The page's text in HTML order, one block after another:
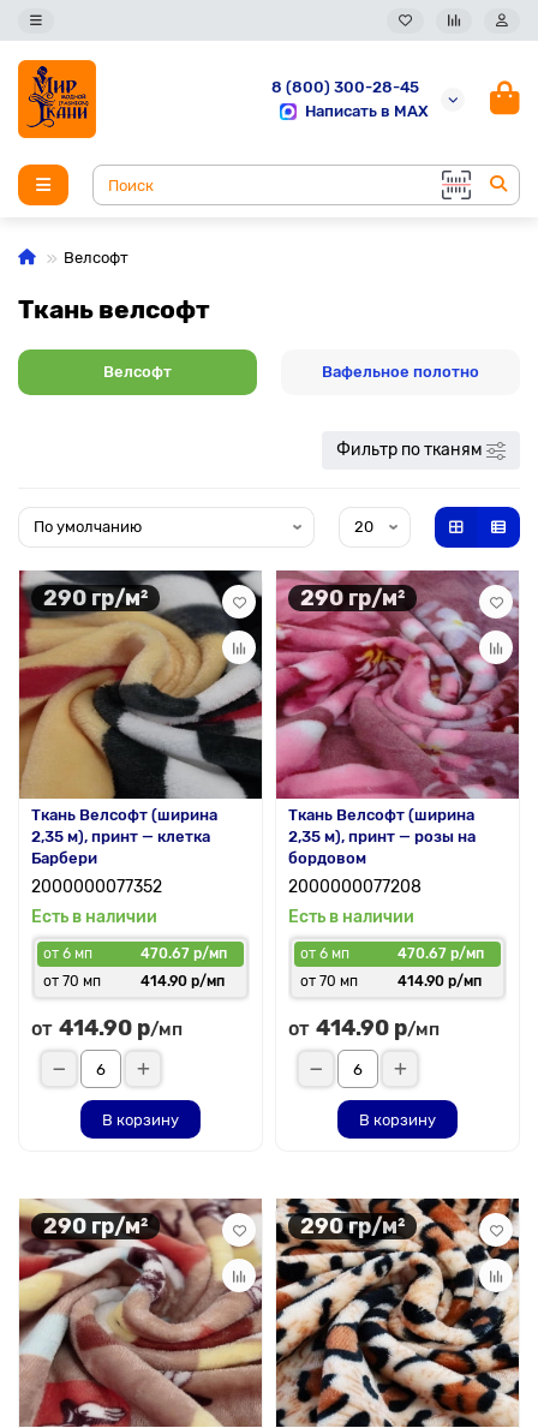
8 (800) 300-28-45
Написать в MAX
Велсофт
Ткань велсофт
Велсофт Вафельное полотно
Фильтр по тканям
290 гр/м²
Ткань Велсофт (ширина
2,35 м), принт — клетка
Барбери
2000000077352
Есть в наличии
от 6 мп
470.67 р/мп
от 70 мп
414.90 р/мп
от 414.90 р/мп
В корзину
290 гр/м²
Ткань Велсофт (ширина
2,35 м), принт — розы на
бордовом
2000000077208
Есть в наличии
от 6 мп
470.67 р/мп
от 70 мп
414.90 р/мп
от 414.90 р/мп
В корзину
290 гр/м² 290 гр/м²